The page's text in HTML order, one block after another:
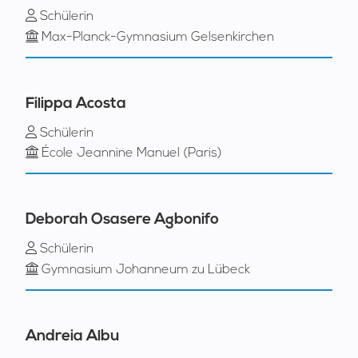
Schülerin
Max-Planck-Gymnasium Gelsenkirchen
Filippa Acosta
Schülerin
École Jeannine Manuel (Paris)
Deborah Osasere Agbonifo
Schülerin
Gymnasium Johanneum zu Lübeck
Andreia Albu